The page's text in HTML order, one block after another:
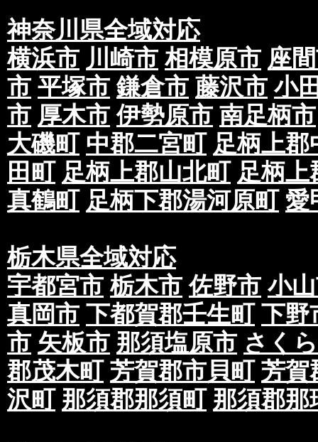
神奈川県全域対応
横浜市 川崎市 相模原市 座
市 平塚市 鎌倉市 藤沢市 小
市 厚木市 伊勢原市 南足柄市
大磯町 中郡二宮町 足柄上郡
田町 足柄上郡山北町 足柄上
真鶴町 足柄下郡湯河原町 愛
栃木県全域対応
宇都宮市 栃木市 佐野市 小
真岡市 下都賀郡壬生町 下野
市 矢板市 那須塩原市 さく
郡茂木町 芳賀郡市貝町 芳賀
沢町 那須郡那須町 那須郡那